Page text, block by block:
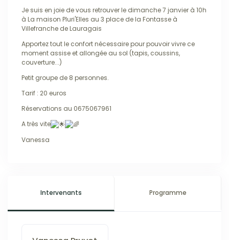
Je suis en joie de vous retrouver le dimanche 7 janvier à 10h
à La maison Pluri'Elles au 3 place de la Fontasse à
Villefranche de Lauragais
Apportez tout le confort nécessaire pour pouvoir vivre ce
moment assise et allongée au sol (tapis, coussins,
couverture...)
Petit groupe de 8 personnes.
Tarif : 20 euros
Réservations au 0675067961
A très vite
Vanessa
Intervenants Programme